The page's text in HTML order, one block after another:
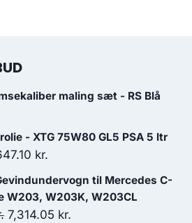
maling sæt - RS Blå
- XTG 75W80 GL5 PSA 5 ltr
kr.
aktuelle
pris
er:
til Mercedes C-
W203, W203K, W203CL
Den
7,314.05 kr.